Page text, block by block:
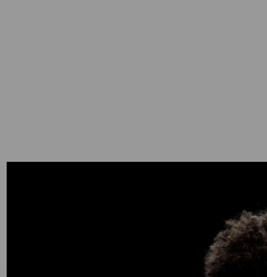
mit unterschiedlichen
Autor und Regisseur
Miniaturen, die die
Mit ihrem Pas de deux